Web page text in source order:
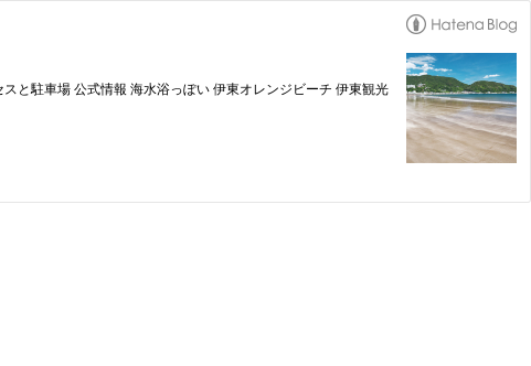
と駐車場 公式情報 海水浴っぽい 伊東オレンジビーチ 伊東観光